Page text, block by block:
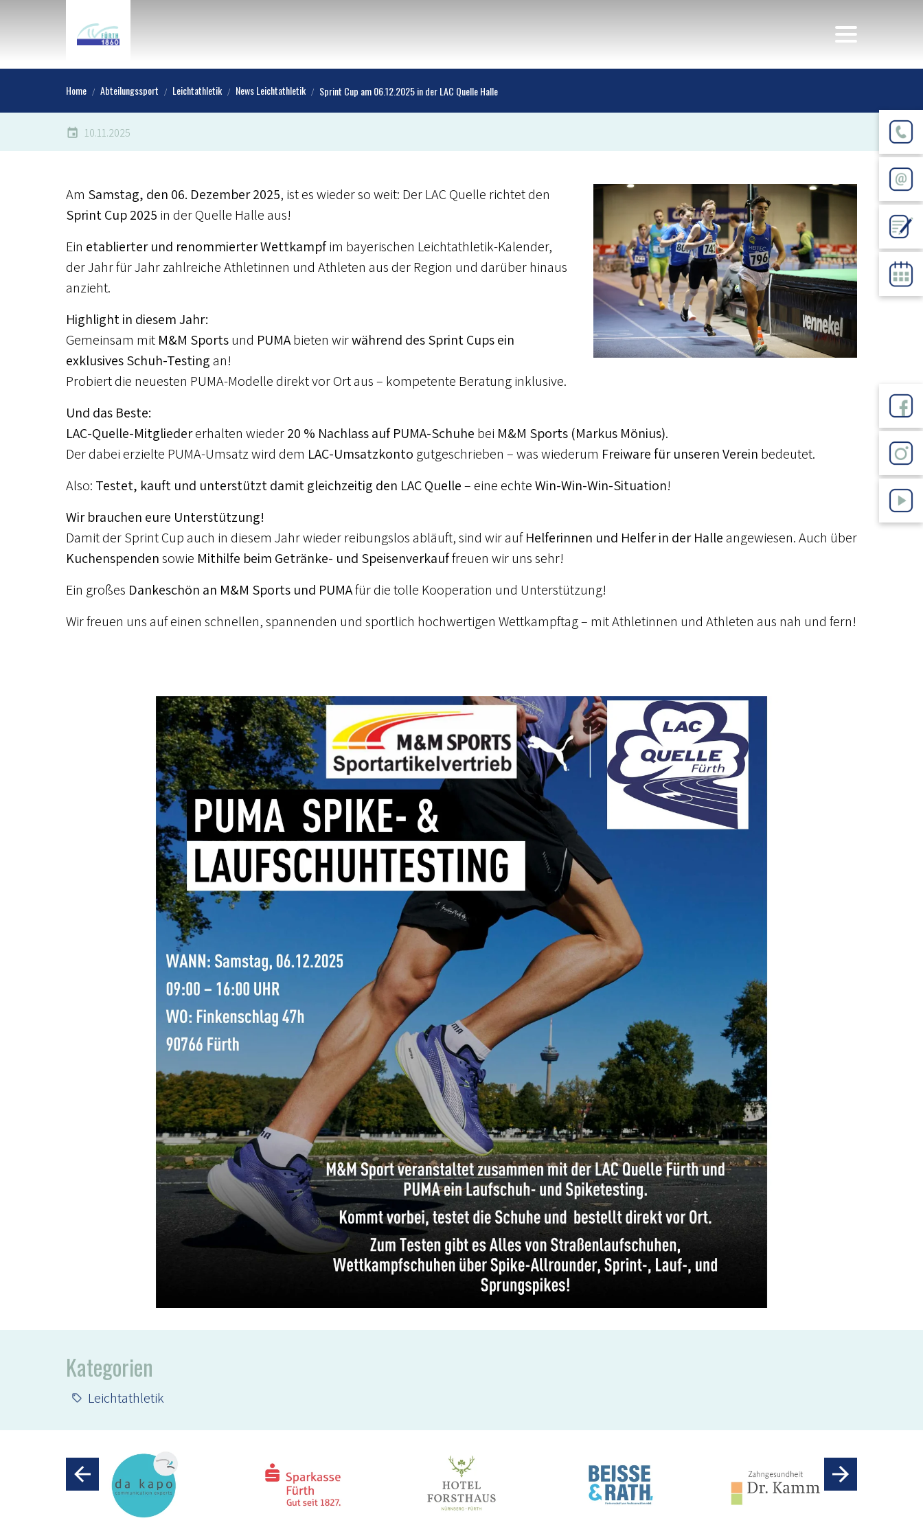
Home Abteilungssport Leichtathletik News Leichtathletik Sprint Cup am 06.12.2025 in der LAC Quelle Halle
10.11.2025
Am Samstag, den 06. Dezember 2025, ist es wieder so weit: Der LAC Quelle richtet den
Sprint Cup 2025 in der Quelle Halle aus!
Ein etablierter und renommierter Wettkampfim bayerischen Leichtathletik-Kalender,
der Jahr für Jahr zahlreiche Athletinnen und Athleten aus der Region und darüber hinaus
anzieht.
Highlight in diesem Jahr:
Gemeinsam mit M&M Sportsund PUMAbieten wirwährend des Sprint Cups ein
exklusives Schuh-Testingan!
Probiert die neuesten PUMA-Modelle direkt vor Ort aus – kompetente Beratung inklusive.
Und das Beste:
LAC-Quelle-Mitgliedererhalten wieder20 % Nachlass auf PUMA-Schuhe bei M&M Sports (Markus Mönius).
Der dabei erzielte PUMA-Umsatz wird dem LAC-Umsatzkonto gutgeschrieben – was wiederum Freiware für unseren Verein bedeutet.
Also: Testet, kauft und unterstützt damit gleichzeitig den LAC Quelle– eine echteWin-Win-Win-Situation!
Wir brauchen eure Unterstützung!
Damit der Sprint Cup auch in diesem Jahr wieder reibungslos abläuft, sind wir aufHelferinnen und Helfer in der Halleangewiesen. Auch über
Kuchenspendensowie Mithilfe beim Getränke- und Speisenverkauffreuen wir uns sehr!
Ein großes Dankeschön an M&M Sports und PUMAfür die tolle Kooperation und Unterstützung!
Wir freuen uns auf einen schnellen, spannenden und sportlich hochwertigen Wettkampftag – mit Athletinnen und Athleten aus nah und fern!
Kategorien
Leichtathletik